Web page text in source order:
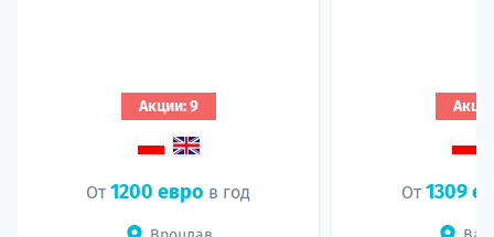
Акции: 9
От 1200 евро в год От 1309